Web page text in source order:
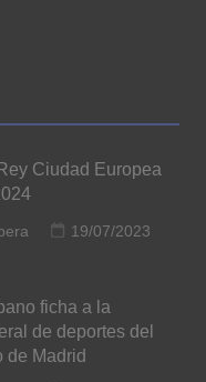
Ciudad Europea
19/07/2023
ficha a la
de deportes del
de Madrid